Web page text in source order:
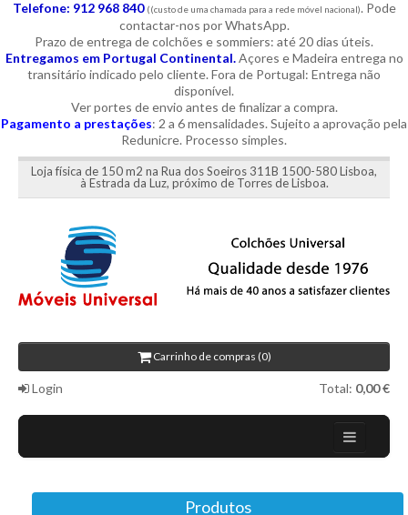
Telefone: 912 968 840 ((custo de uma chamada para a rede móvel nacional). Pode
contactar-nos por WhatsApp.
Prazo de entrega de colchões e sommiers: até 20 dias úteis.
Entregamos em Portugal Continental.Açores e Madeira entrega no
transitário indicado pelo cliente. Fora de Portugal: Entrega não
disponível.
Ver portes de envio antes de finalizar a compra.
Pagamento a prestações: 2 a 6 mensalidades. Sujeito a aprovação pela
Redunicre. Processo simples.
Loja física de 150 m2 na Rua dos Soeiros 311B 1500-580 Lisboa,
à Estrada da Luz, próximo de Torres de Lisboa.
Carrinho de compras (0)
Login Total: 0,00 €
Produtos